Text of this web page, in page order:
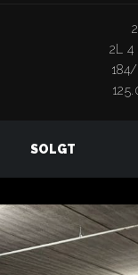
2L 4
SOLGT